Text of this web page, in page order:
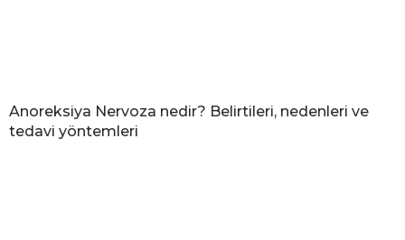
Anoreksiya Nervoza nedir? Belirtileri, nedenleri ve
tedavi yöntemleri